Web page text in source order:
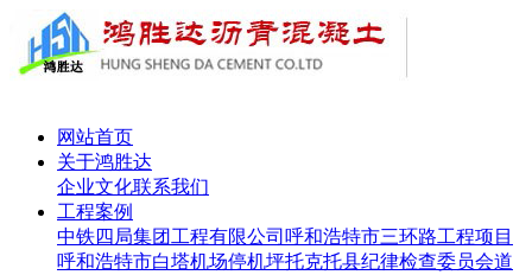
网站首页
关于鸿胜达
企业文化联系我们
工程案例
中铁四局集团工程有限公司呼和浩特市三环路工程项目
呼和浩特市白塔机场停机坪托克托县纪律检查委员会道